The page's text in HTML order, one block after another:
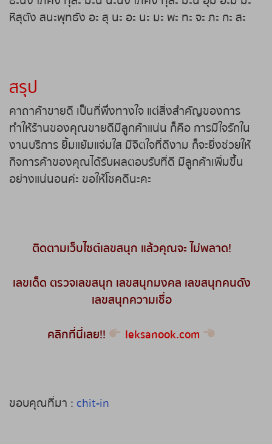
หวยหุ้นอิยิป
หวยหุ้นเยอรมัน
หวยหุ้นอังกฤษ
หิสุตัง สนะพุทธัง อะ สุ นะ อะ นะ มะ พะ ทะ จะ ภะ กะ สะ
สรุป
คาถาค้าขายดี เป็นที่พึ่งทางใจ แต่สิ่งสำคัญของการ
ทำให้ร้านของคุณขายดีมีลูกค้าแน่น ก็คือ การมีใจรักใน
งานบริการ ยิ้มแย้มแจ่มใส มีจิตใจที่ดีงาม ก็จะยิ่งช่วยให้
กิจการค้าของคุณได้รับผลตอบรับที่ดี มีลูกค้าเพิ่มขึ้น
อย่างแน่นอนค่ะ ขอให้โชคดีนะคะ
ติดตามเว็บไซต์เลขสนุก แล้วคุณจะ ไม่พลาด!
เลขเด็ด ตรวจเลขสนุก เลขสนุกมงคล เลขสนุกคนดัง
เลขสนุกความเชื่อ
คลิกที่นี่เลย!! leksanook.com
ขอบคุณที่มา : chit-in